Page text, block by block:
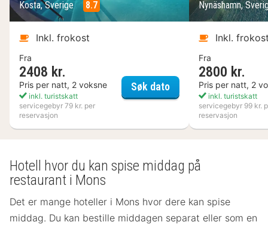
Kosta, Sverige 8.7
Inkl. frokost
Fra
2408 kr.
Pris per natt, 2 voksne
inkl. turistskatt
servicegebyr 79 kr. per
reservasjon
Søk datoKosta Boda Art Hotel
Nynäshamn,
Inkl.
Fra
2800 kr.
Pris per natt, 2
inkl. turistskatt
servicegebyr 99 kr.
reservasjon
Hotell hvor du kan spise middag på
restaurant i Mons
Det er mange hoteller i Mons hvor dere kan spise
middag. Du kan bestille middagen separat eller som en